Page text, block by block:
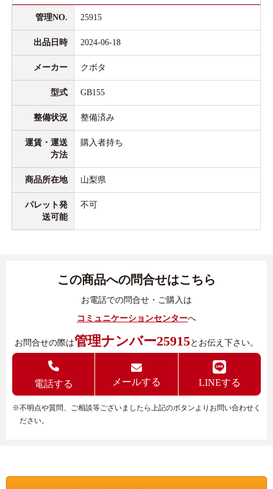
管理NO. 25915
出品日時 2024-06-18
メーカー クボタ
型式 GB155
整備状況 整備済み
運賃・運送
方法
購入者持ち
商品所在地 山梨県
パレット発
送可能
不可
この商品への問合せはこちら
お電話での問合せ・ご購入は
コミュニケーションセンターへ
お問合せの際は管理ナンバー25915とお伝え下さい。
電話する メールする LINEする
※不明点や質問、ご相談等ございましたら上記のボタンよりお問い合わせく
ださい。